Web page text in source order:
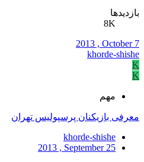
بازدیدها
8K
2013 , October 7
khorde-shishe
K
K
مهم
معرفی بازیکنان پرسپولیس تهران
khorde-shishe
2013 , September 25